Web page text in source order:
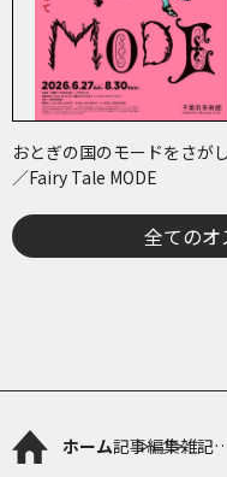
おとぎの国のモードをさが
／Fairy Tale MODE
全てのオ
ホーム記事編集雑記